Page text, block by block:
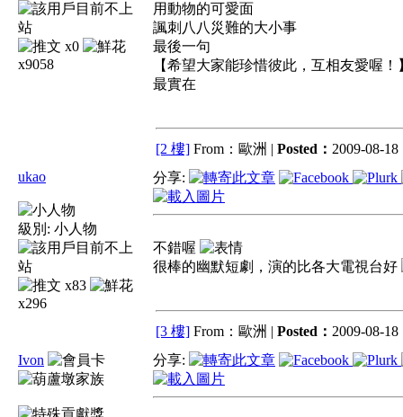
x0
x9058
用動物的可愛面
諷刺八八災難的大小事
最後一句
【希望大家能珍惜彼此，互相友愛喔！
最實在
[2 樓] From：歐洲 | Posted： 2009-08-18
ukao
級別: 小人物
x83
x296
分享:
不錯喔
很棒的幽默短劇，演的比各大電視台好
[3 樓] From：歐洲 | Posted： 2009-08-18
Ivon
分享: